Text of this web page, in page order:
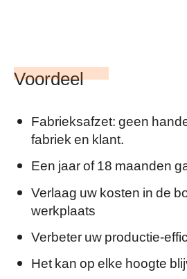
Voordeel
Fabrieksafzet: geen
fabriek en klant.
Een jaar of 18 maanden
Verlaag uw kosten in de
werkplaats
Verbeter uw productie-
Het kan op elke hoogte